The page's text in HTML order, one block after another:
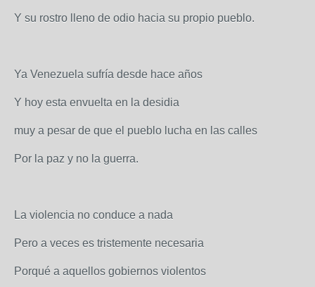
Y su rostro lleno de odio hacia su propio pueblo.
Ya Venezuela sufría desde hace años
Y hoy esta envuelta en la desidia
muy a pesar de que el pueblo lucha en las calles
Por la paz y no la guerra.
La violencia no conduce a nada
Pero a veces es tristemente necesaria
Porqué a aquellos gobiernos violentos